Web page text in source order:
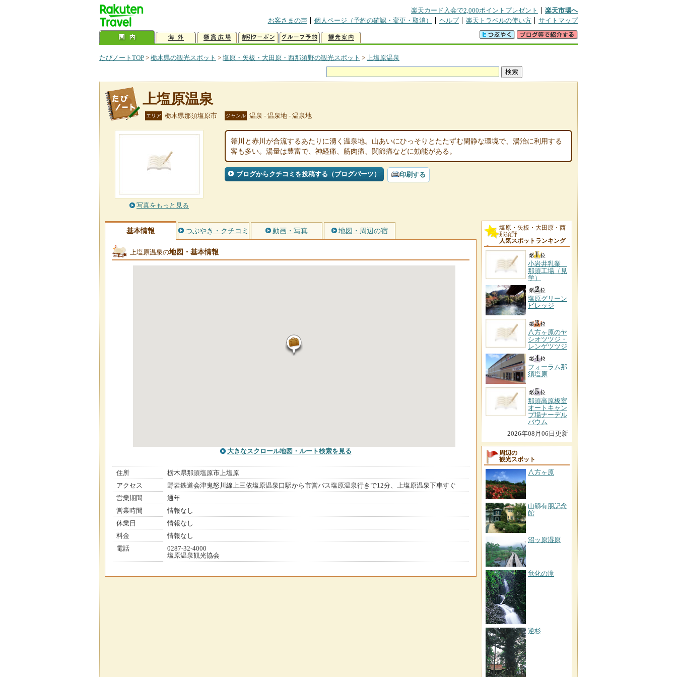
楽天カード入会で2,000ポイントプレゼント
楽天市場へ
お客さまの声
個人ページ（予約の確認・変更・取消） ヘルプ 楽天トラベルの使い方 サイトマップ
たびノートTOP > 栃木県の観光スポット > 塩原・矢板・大田原・西那須野の観光スポット > 上塩原温泉
上塩原温泉
エリア 栃木県那須塩原市 ジャンル 温泉 - 温泉地 - 温泉地
写真をもっと見る
箒川と赤川が合流するあたりに湧く温泉地。山あいにひっそりとたたずむ閑静な環境で、湯治に利用する
客も多い。湯量は豊富で、神経痛、筋肉痛、関節痛などに効能がある。
ブログからクチコミを投稿する（ブログパーツ） 印刷する
基本情報 つぶやき・クチコミ 動画・写真 地図・周辺の宿
上塩原温泉の地図・基本情報
大きなスクロール地図 ・ルート検索を見る
住所
栃木県那須塩原市上塩原
アクセス
野岩鉄道会津鬼怒川線上三依塩原温泉口駅から市営バス塩原温泉行きで12分、上塩原温泉下車すぐ
営業期間
通年
営業時間
情報なし
休業日
情報なし
料金
情報なし
電話
0287-32-4000
塩原温泉観光協会
塩原・矢板・大田原・西
那須野
人気スポットランキング
小岩井乳業
那須工場（見
学）
塩原グリーン
ビレッジ
八方ヶ原のヤ
シオツツジ・
レンゲツツジ
フォーラム那
須塩原
那須高原板室
オートキャン
プ場ナーデル
バウム
2026年08月06日更新
周辺の
観光スポット
八方ヶ原
山縣有朋記念
館
沼ッ原湿原
竜化の滝
逆杉